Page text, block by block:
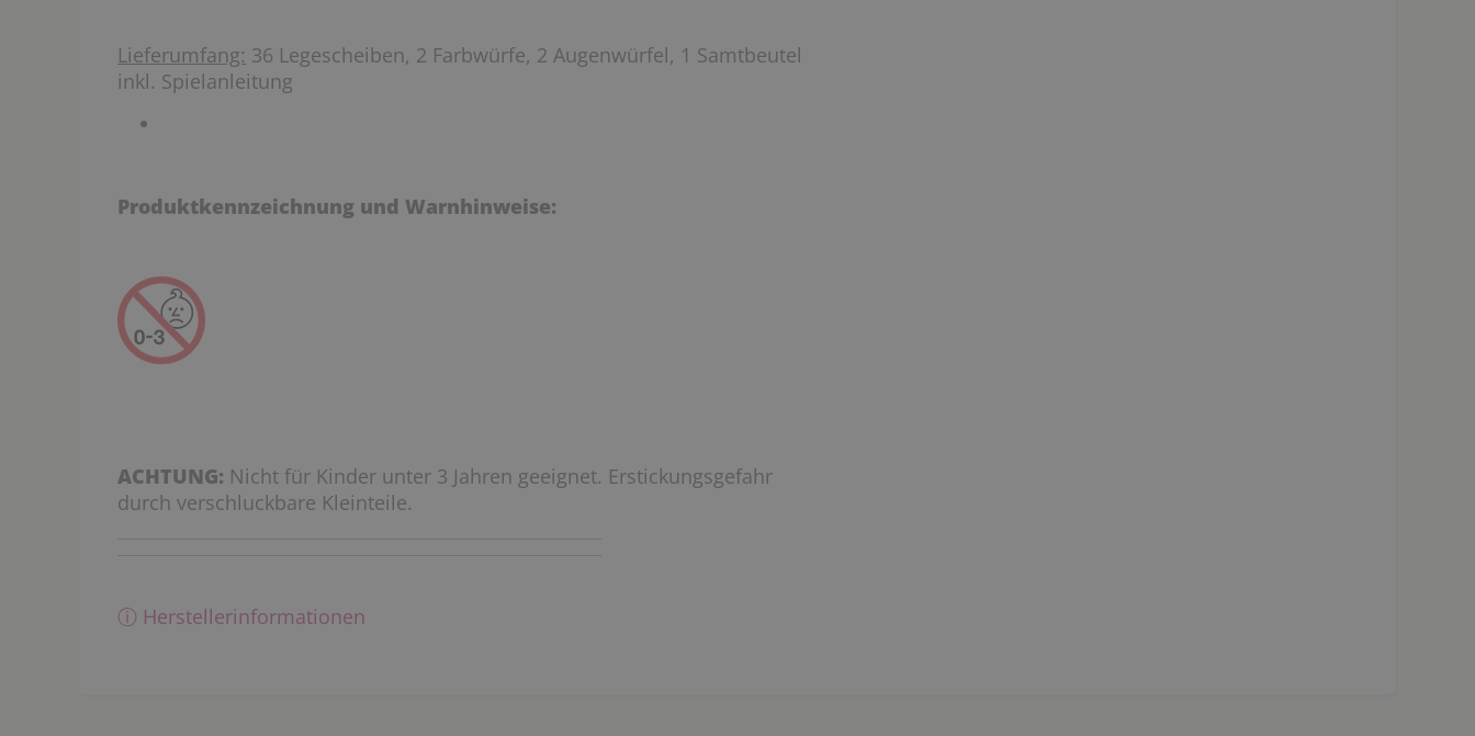
Lieferumfang: 36 Legescheiben, 2 Farbwürfe, 2 Augenwürfel, 1 Samtbeutel
inkl. Spielanleitung
Produktkennzeichnung und Warnhinweise:
ACHTUNG: Nicht für Kinder unter 3 Jahren geeignet. Erstickungsgefahr
durch verschluckbare Kleinteile.
ⓘ Herstellerinformationen